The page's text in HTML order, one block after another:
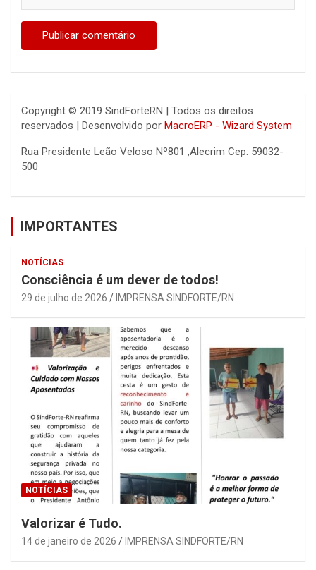
Copyright © 2019 SindForteRN | Todos os direitos
reservados | Desenvolvido por MacroERP - Wizard System
Rua Presidente Leão Veloso Nº801 ,Alecrim Cep: 59032-
500
IMPORTANTES
NOTÍCIAS
Consciência é um dever de todos!
29 de julho de 2026 IMPRENSA SINDFORTE/RN
NOTÍCIAS
Valorizar é Tudo.
14 de janeiro de 2026 IMPRENSA SINDFORTE/RN